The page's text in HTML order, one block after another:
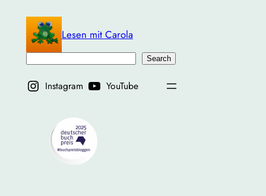
springen
Lesen mit Carola
Search
Instagram YouTube